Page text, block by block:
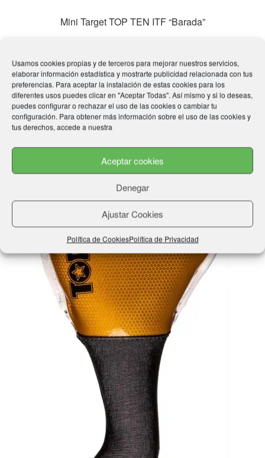
Usamos cookies propias y de terceros para mejorar nuestros servicios,
elaborar información estadística y mostrarte publicidad relacionada con tus
preferencias. Para aceptar la instalación de estas cookies para los
diferentes usos puedes clicar en "Aceptar Todas". Así mismo y si lo deseas,
puedes configurar o rechazar el uso de las cookies o cambiar tu
configuración. Para obtener más información sobre el uso de las cookies y
tus derechos, accede a nuestra
Aceptar cookies
Denegar
Ajustar Cookies
Política de CookiesPolítica de Privacidad
Mini Target TOP TEN ITF “Barada”
Añadir al carrito